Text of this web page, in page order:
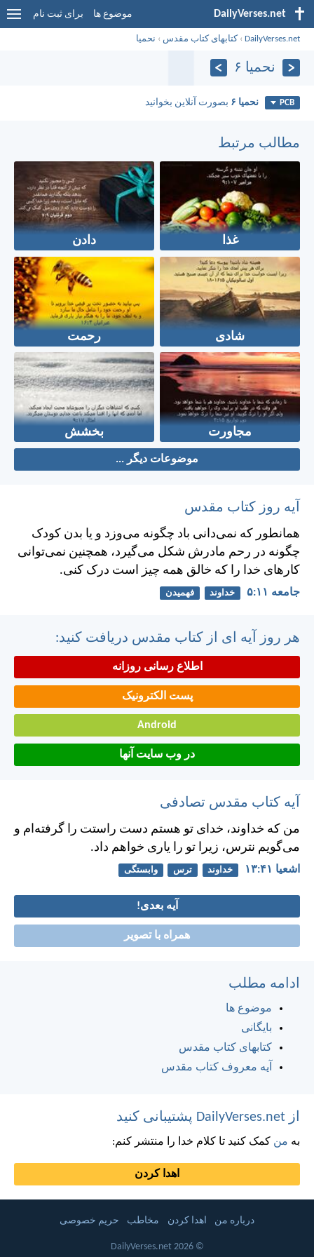
DailyVerses.net موضوع ها برای ثبت نام
DailyVerses.net
›کتابهای کتاب مقدس › نحميا
نحميا ۶
PCB نحميا ۶ بصورت آنلاین بخوانید
مطالب مرتبط
غذا دادن
شادی رحمت
مجاورت بخشش
موضوعات دیگر ...
آیه روز کتاب مقدس
همانطور كه نمی‌دانی باد چگونه می‌وزد و يا بدن كودک
چگونه در رحم مادرش شكل می‌گيرد، همچنين نمی‌توانی
كارهای خدا را كه خالق همه چيز است درک كنی.
جامعه ۱۱:‏۵ خداوند فهمیدن
هر روز آیه ای از کتاب مقدس دریافت کنید:
اطلاع رسانی روزانه
پست الکترونیک
Android
در وب سایت آنها
آیه کتاب مقدس تصادفی
من كه خداوند، خدای تو هستم دست راستت را گرفته‌ام و
می‌گويم نترس، زيرا تو را ياری خواهم داد.
اشعيا ۴۱:‏۱۳ خداوند ترس وابستگی
آیه بعدی!
همراه با تصویر
ادامه مطلب
موضوع ها
بایگانی
کتابهای کتاب مقدس
آیه معروف کتاب مقدس
از DailyVerses.net پشتیبانی کنید
به من کمک کنید تا کلام خدا را منتشر کنم:
اهدا کردن
درباره من اهدا کردن مخاطب حریم خصوصی
© 2026 DailyVerses.net